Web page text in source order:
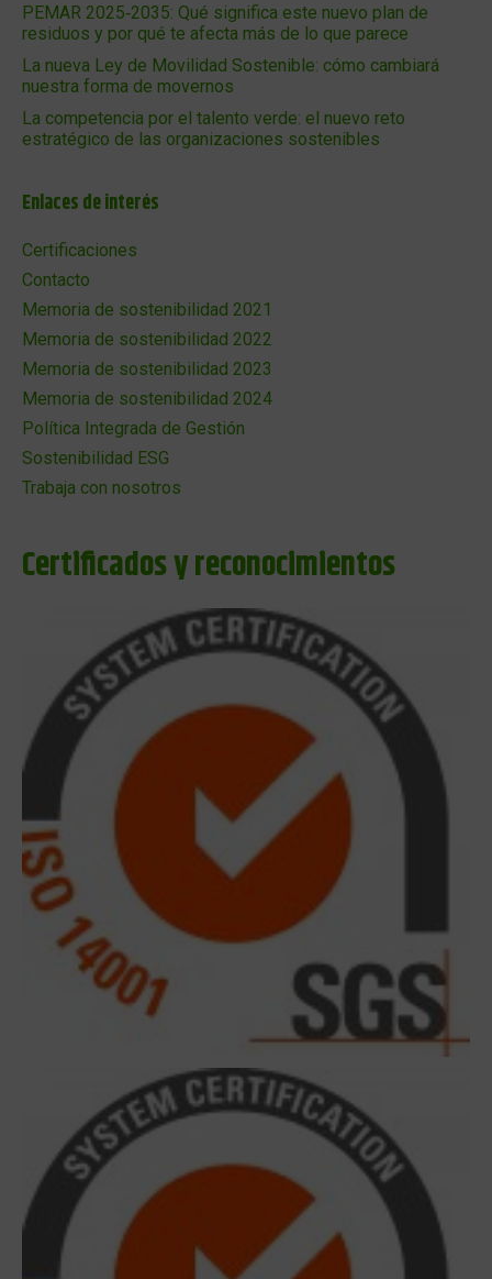
PEMAR 2025‑2035: Qué significa este nuevo plan de
residuos y por qué te afecta más de lo que parece
La nueva Ley de Movilidad Sostenible: cómo cambiará
nuestra forma de movernos
La competencia por el talento verde: el nuevo reto
estratégico de las organizaciones sostenibles
Enlaces de interés
Certificaciones
Contacto
Memoria de sostenibilidad 2021
Memoria de sostenibilidad 2022
Memoria de sostenibilidad 2023
Memoria de sostenibilidad 2024
Política Integrada de Gestión
Sostenibilidad ESG
Trabaja con nosotros
Certificados y reconocimientos